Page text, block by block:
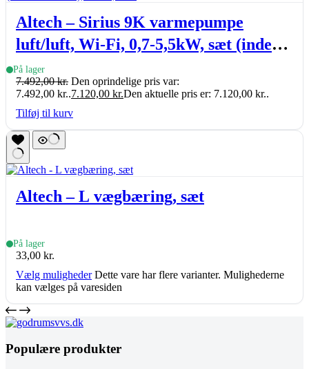
Altech – Sirius 9K varmepumpe
luft/luft, Wi-Fi, 0,7-5,5kW, sæt (inde-
& udedel.), A+++, R32
På lager
7.492,00kr. Den oprindelige pris var:
7.492,00 kr..7.120,00 kr.Den aktuelle pris er: 7.120,00 kr..
Tilføj til kurv
Altech – L vægbæring, sæt
På lager
33,00 kr.
Vælg muligheder Dette vare har flere varianter. Mulighederne
kan vælges på varesiden
Populære produkter